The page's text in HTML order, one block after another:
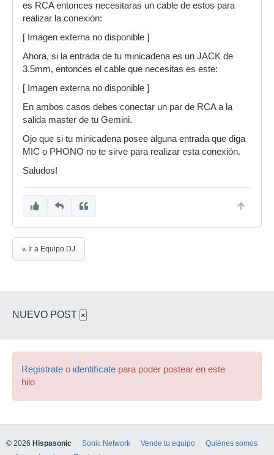
es RCA entonces necesitaras un cable de estos para
realizar la conexión:
[ Imagen externa no disponible ]
Ahora, si la entrada de tu minicadena es un JACK de
3.5mm, entonces el cable que necesitas es este:
[ Imagen externa no disponible ]
En ambos casos debes conectar un par de RCA a la
salida master de tu Gemini.
Ojo que si tu minicadena posee alguna entrada que diga
MIC o PHONO no te sirve para realizar esta conexión.
Saludos!
« Ir a Equipo DJ
NUEVO POST ×
Regístrate o identifícate para poder postear en este
hilo
© 2026 Hispasonic Sonic Network Vende tu equipo
Quiénes somos